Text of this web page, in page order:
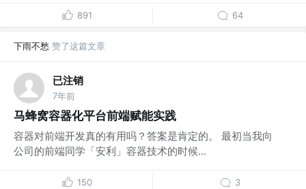
891 64
下雨不愁 赞了这篇文章
已注销
7年前
马蜂窝容器化平台前端赋能实践
容器对前端开发真的有用吗？答案是肯定的。 最初当我向
公司的前端同学「安利」容器技术的时候...
150 3